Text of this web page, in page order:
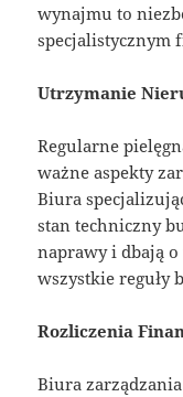
wynajmu to
specjalistycznym
Utrzymanie
Regularne
ważne aspekty
Biura
stan techniczny
naprawy i dbają o
wszystkie reguły
Rozliczenia
Biura